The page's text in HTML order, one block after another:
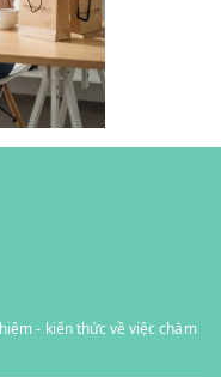
- kiến thức về việc chăm